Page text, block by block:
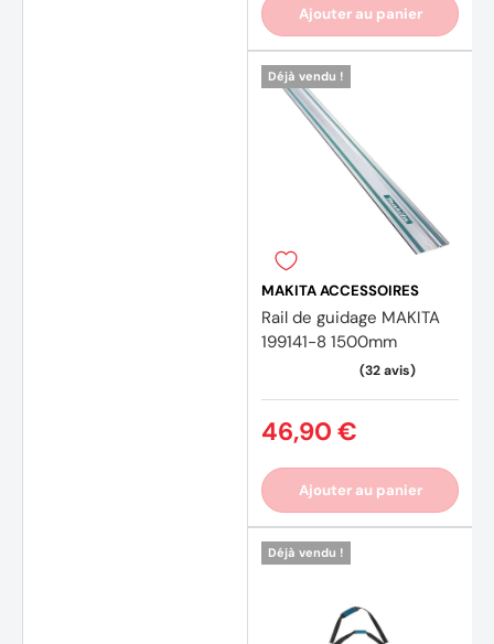
Ajouter au panier
Déjà vendu !
MAKITA ACCESSOIRES
Rail de guidage MAKITA
199141-8 1500mm
46,90 €
Ajouter au panier
Déjà vendu !